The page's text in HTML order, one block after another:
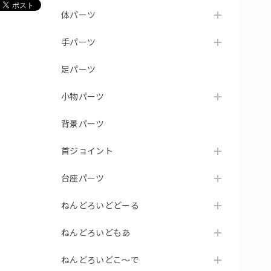
体パーツ
手パーツ
足パーツ
小物パーツ
背景パーツ
首ジョイント
台座パーツ
ねんどろいどどーる
ねんどろいどもあ
ねんどろいどこ～で